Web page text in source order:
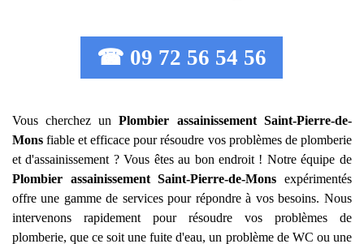
☎ 09 72 56 54 56
Vous cherchez unPlombier assainissement Saint-Pierre-de-
Mons fiable et efficace pour résoudre vos problèmes de plomberie
et d'assainissement ? Vous êtes au bon endroit ! Notre équipe de
Plombier assainissement Saint-Pierre-de-Mons expérimentés
offre une gamme de services pour répondre à vos besoins. Nous
intervenons rapidement pour résoudre vos problèmes de
plomberie, que ce soit une fuite d'eau, un problème de WC ou une